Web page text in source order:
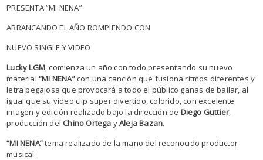
PRESENTA “MI NENA”
ARRANCANDO EL AÑO ROMPIENDO CON
NUEVO SINGLE Y VIDEO
Lucky LGM, comienza un año con todo presentando su nuevo
material “MI NENA”con una canción que fusiona ritmos diferentes y
letra pegajosa que provocará a todo el público ganas de bailar, al
igual que su video clip super divertido, colorido, con excelente
imagen y edición realizado bajo la dirección de Diego Guttier,
producción del Chino Ortega yAleja Bazan.
“MI NENA”tema realizado de la mano del reconocido productor
musical